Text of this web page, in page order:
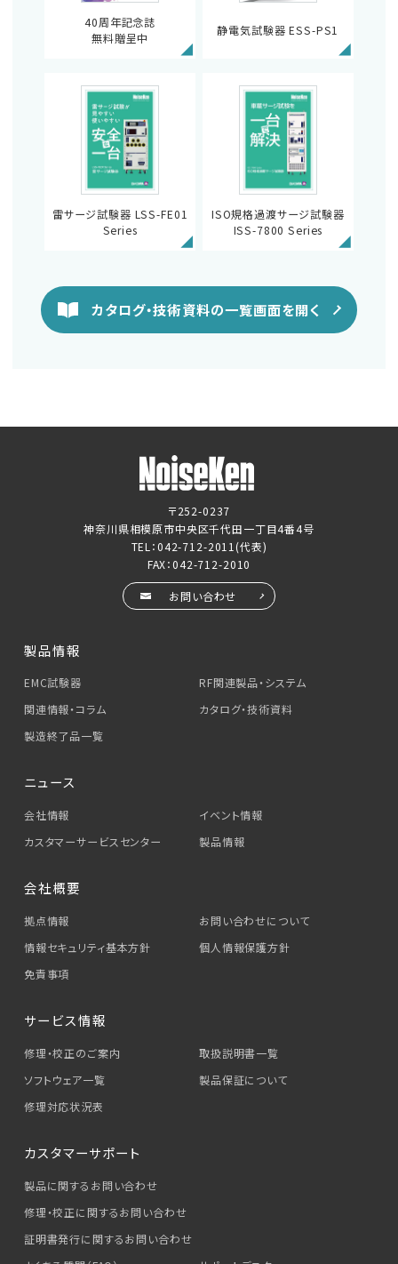
40周年記念誌
無料贈呈中
静電気試験器 ESS-PS1
雷サージ試験器 LSS-FE01
Series
ISO規格過渡サージ試験器
ISS-7800 Series
カタログ・技術資料の一覧画面を開く
〒252-0237
神奈川県相模原市中央区千代田一丁目4番4号
TEL：042-712-2011 (代表)
FAX：042-712-2010
お問い合わせ
製品情報
EMC試験器
RF関連製品・システム
関連情報・コラム
カタログ・技術資料
製造終了品一覧
ニュース
会社情報
イベント情報
カスタマーサービス センター 製品情報
会社概要
拠点情報
お問い合わせについて
情報セキュリティ基本方針
個人情報保護方針
免責事項
サービス情報
修理・校正のご案内
取扱説明書一覧
ソフトウェア一覧
製品保証について
修理対応状況表
カスタマーサポート
製品に関するお問い合わせ
修理・校正に関するお問い合わせ
証明書発行に関するお問い合わせ